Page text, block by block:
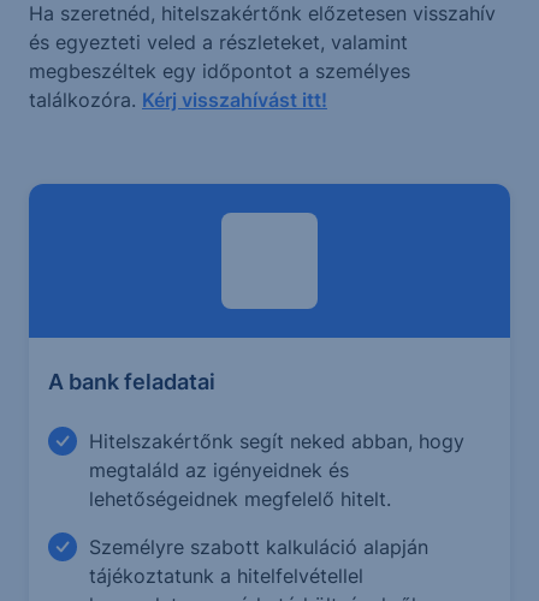
Ha szeretnéd, hitelszakértőnk előzetesen visszahív
és egyezteti veled a részleteket, valamint
megbeszéltek egy időpontot a személyes
találkozóra. Kérj visszahívást itt!
A bank feladatai
Hitelszakértőnk segít neked abban, hogy
megtaláld az igényeidnek és
lehetőségeidnek megfelelő hitelt.
Személyre szabott kalkuláció alapján
tájékoztatunk a hitelfelvétellel